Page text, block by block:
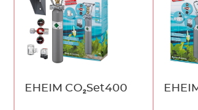
EHEIM CO₂Set400